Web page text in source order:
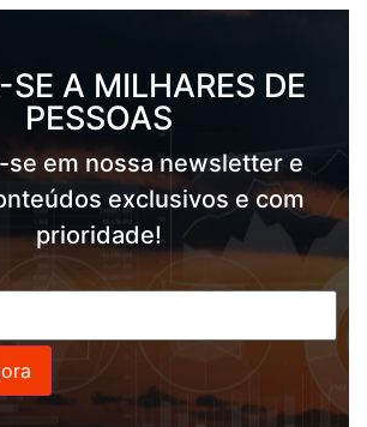
A MILHARES DE
PESSOAS
se em nossa newsletter e
exclusivos e com
prioridade!